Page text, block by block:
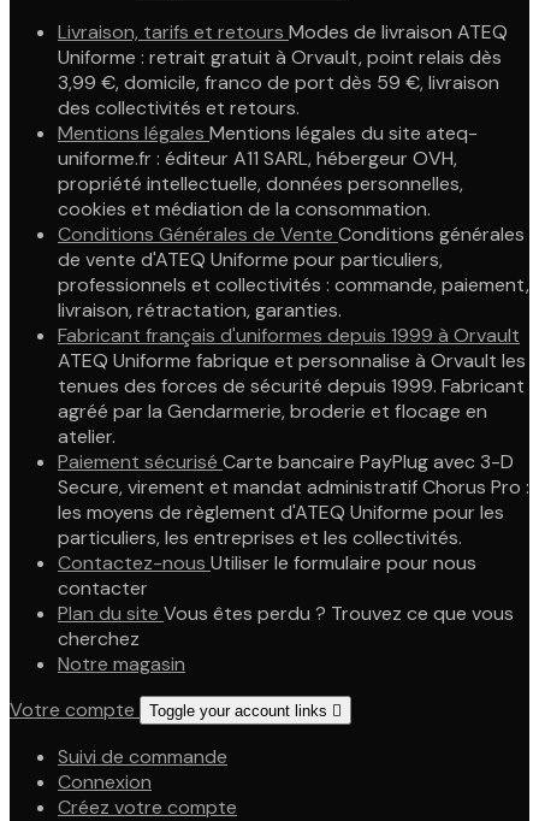
Livraison, tarifs et retours Modes de livraison ATEQ
Uniforme : retrait gratuit à Orvault, point relais dès
3,99 €, domicile, franco de port dès 59 €, livraison
des collectivités et retours.
Mentions légales Mentions légales du site ateq-
uniforme.fr : éditeur A11 SARL, hébergeur OVH,
propriété intellectuelle, données personnelles,
cookies et médiation de la consommation.
Conditions Générales de Vente Conditions générales
de vente d'ATEQ Uniforme pour particuliers,
professionnels et collectivités : commande, paiement,
livraison, rétractation, garanties.
Fabricant français d'uniformes depuis 1999 à Orvault
ATEQ Uniforme fabrique et personnalise à Orvault les
tenues des forces de sécurité depuis 1999. Fabricant
agréé par la Gendarmerie, broderie et flocage en
atelier.
Paiement sécurisé Carte bancaire PayPlug avec 3-D
Secure, virement et mandat administratif Chorus Pro :
les moyens de règlement d'ATEQ Uniforme pour les
particuliers, les entreprises et les collectivités.
Contactez-nous Utiliser le formulaire pour nous
contacter
Plan du site Vous êtes perdu ? Trouvez ce que vous
cherchez
Notre magasin
Votre compte
Toggle your account links 
Suivi de commande
Connexion
Créez votre compte